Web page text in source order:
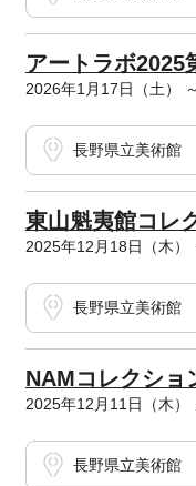
アートラボ
2026年1月17日（土）
長野県立美術館
東山魁夷館コレ
2025年12月18日（木）
長野県立美術館
NAMコレクシ
2025年12月11日（木）
長野県立美術館